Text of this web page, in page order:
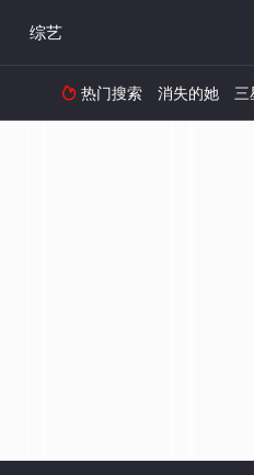
综艺
 热门搜索 消失的她 三